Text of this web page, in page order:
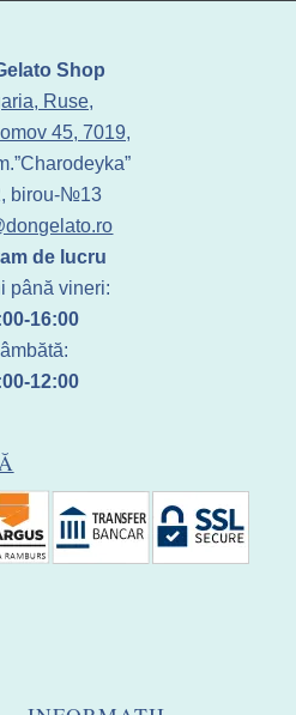
Shop
Ruse,
45, 7019,
birou-№13
de lucru
până vineri:
16:00
12:00